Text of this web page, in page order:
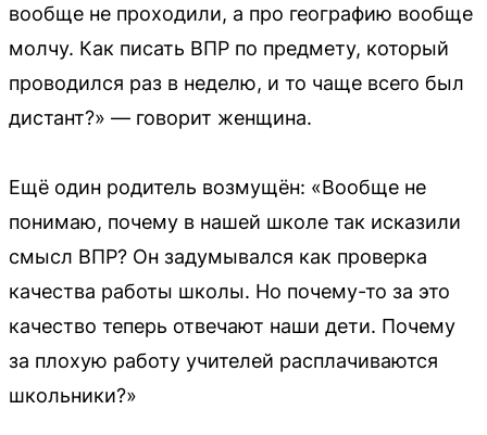
вообще не проходили, а про географию вообще
молчу. Как писать ВПР по предмету, который
проводился раз в неделю, и то чаще всего был
дистант?» — говорит женщина.
Ещё один родитель возмущён: «Вообще не
понимаю, почему в нашей школе так исказили
смысл ВПР? Он задумывался как проверка
качества работы школы. Но почему-то за это
качество теперь отвечают наши дети. Почему
за плохую работу учителей расплачиваются
школьники?»